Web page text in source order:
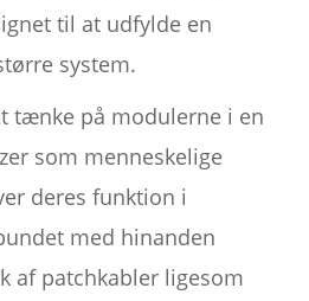
til at udfylde en
system.
tænke på modulerne i en
som menneskelige
deres funktion i
med hinanden
af patchkabler ligesom